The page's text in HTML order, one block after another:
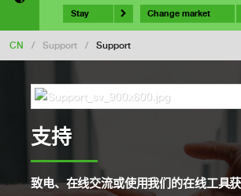
Stay Change market
CN / Support / Support
支持
致电、在线交流或使用我们的在线工具